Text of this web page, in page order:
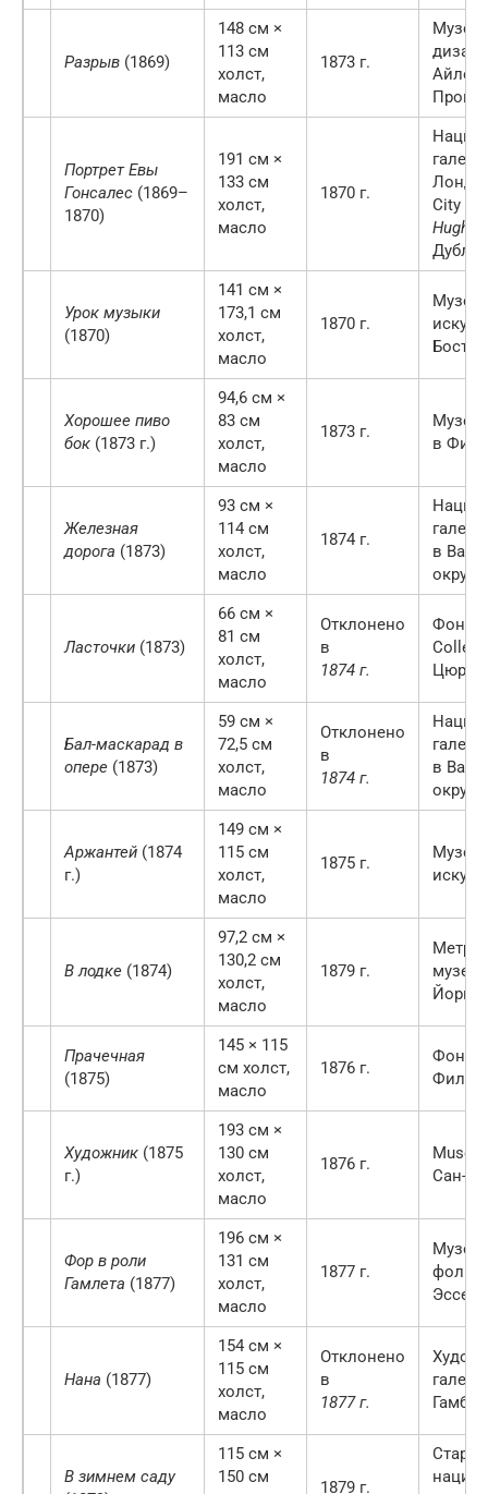
Разрыв (1869)
148 см ×
113 см
холст,
масло
1873 г.
Портрет Евы
Гонсалес (1869–
1870)
191 см ×
133 см
холст,
масло
1870 г.
City
Hugh
Урок музыки
(1870)
141 см ×
173,1 см
холст,
масло
1870 г.
Музей
Хорошее пиво
бок (1873 г.)
94,6 см ×
83 см
холст,
масло
1873 г.
Музей
в
Железная
дорога (1873)
93 см ×
114 см
холст,
масло
1874 г.
в
округ
Ласточки (1873)
66 см ×
81 см
холст,
масло
Отклонено
в
1874 г.
Фонд
Бал-маскарад в
опере (1873)
59 см ×
72,5 см
холст,
масло
Отклонено
в
1874 г.
в
округ
Аржантей (1874
г.)
149 см ×
115 см
холст,
масло
1875 г.
Музей
В лодке (1874)
97,2 см ×
130,2 см
холст,
масло
1879 г.
музей
Йорке
Прачечная
(1875)
145 × 115
см холст,
масло
1876 ​​г.
Фонд
Художник (1875
г.)
193 см ×
130 см
холст,
масло
1876 ​​г.
Museu
Сан-
Фор в роли
Гамлета (1877)
196 см ×
131 см
холст,
масло
1877 г.
Музей
Эссене
Нана (1877)
154 см ×
115 см
холст,
масло
Отклонено
в
1877 г.
В зимнем саду
115 см ×
150 см
1879 г.
Старая